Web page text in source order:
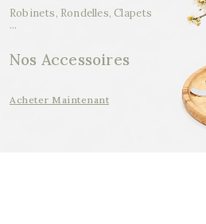
Robinets, Rondelles, Clapets
...
Nos Accessoires
Acheter Maintenant